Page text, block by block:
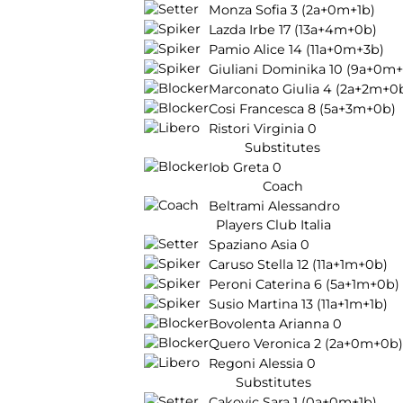
Monza Sofia 3 (2a+0m+1b)
Lazda Irbe 17 (13a+4m+0b)
Pamio Alice 14 (11a+0m+3b)
Giuliani Dominika 10
Marconato Giulia 4
Cosi Francesca 8 (5a+3m+0b)
Ristori Virginia 0
Substitutes
Iob Greta 0
Coach
Beltrami Alessandro
Players Club Italia
Spaziano Asia 0
Caruso Stella 12 (11a+1m+0b)
Peroni Caterina 6 (5a+1m+0b)
Susio Martina 13 (11a+1m+1b)
Bovolenta Arianna 0
Quero Veronica 2 (2a+0m+0b)
Regoni Alessia 0
Substitutes